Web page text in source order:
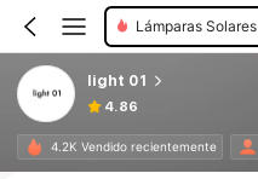
Lámparas Solares
light 01
4.86
4.2K Vendido recientemente